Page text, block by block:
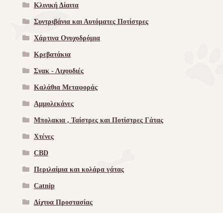
Κλινική Δίαιτα
Συντριβάνια και Αυτόματες Ποτίστρες
Χάρτινα Ονυχοδρόμια
Κρεβατάκια
Σνακ - Λιχουδιές
Καλάθια Μεταφοράς
Αμμολεκάνες
Μπολακια , Ταίστρες και Ποτίστρες Γάτας
Χτένες
CBD
Περιλαίμια και κολάρα γάτας
Catnip
Δίχτυα Προστασίας